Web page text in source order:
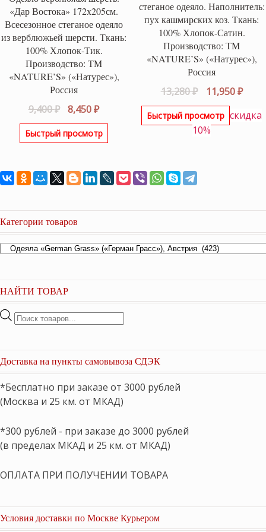
«Дар Востока» 172х205см.
Всесезонное стеганое одеяло
из верблюжьей шерсти. Ткань:
100% Хлопок-Тик.
Производство: ТМ
«NATURE’S» («Натурес»),
Россия
9,400₽
Первоначальная
цена
составляла
8,450₽Текущая
цена:
8,450 ₽.
Быстрый просмотр
стеганое одеяло. Наполнитель:
пух кашмирских коз. Ткань:
100% Хлопок-Сатин.
Производство: ТМ
«NATURE’S» («Натурес»),
Россия
13,280₽
цена
составляла
13,280 ₽.
11,950₽
Быстрый просмотр скидка
10%
Категории товаров
НАЙТИ ТОВАР
Поиск
Доставка на пункты самовывоза СДЭК
*Бесплатно при заказе от 3000 рублей
(Москва и 25 км. от МКАД)
*300 рублей - при заказе до 3000 рублей
(в пределах МКАД и 25 км. от МКАД)
ОПЛАТА ПРИ ПОЛУЧЕНИИ ТОВАРА
Условия доставки по Москве Курьером